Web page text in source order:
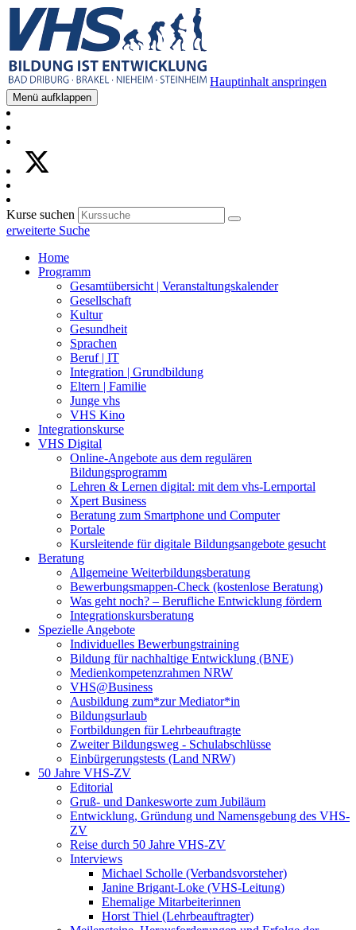
Hauptinhalt anspringen
Menü aufklappen
Kurse suchen
erweiterte Suche
Home
Programm
Gesamtübersicht | Veranstaltungskalender
Gesellschaft
Kultur
Gesundheit
Sprachen
Beruf | IT
Integration | Grundbildung
Eltern | Familie
Junge vhs
VHS Kino
Integrationskurse
VHS Digital
Online-Angebote aus dem regulären
Bildungsprogramm
Lehren & Lernen digital: mit dem vhs-Lernportal
Xpert Business
Beratung zum Smartphone und Computer
Portale
Kursleitende für digitale Bildungsangebote gesucht
Beratung
Allgemeine Weiterbildungsberatung
Bewerbungsmappen-Check (kostenlose Beratung)
Was geht noch? – Berufliche Entwicklung fördern
Integrationskursberatung
Spezielle Angebote
Individuelles Bewerbungstraining
Bildung für nachhaltige Entwicklung (BNE)
Medienkompetenzrahmen NRW
VHS@Business
Ausbildung zum*zur Mediator*in
Bildungsurlaub
Fortbildungen für Lehrbeauftragte
Zweiter Bildungsweg - Schulabschlüsse
Einbürgerungstests (Land NRW)
50 Jahre VHS-ZV
Editorial
Gruß- und Dankesworte zum Jubiläum
Entwicklung, Gründung und Namensgebung des VHS-
ZV
Reise durch 50 Jahre VHS-ZV
Interviews
Michael Scholle (Verbandsvorsteher)
Janine Brigant-Loke (VHS-Leitung)
Ehemalige Mitarbeiterinnen
Horst Thiel (Lehrbeauftragter)